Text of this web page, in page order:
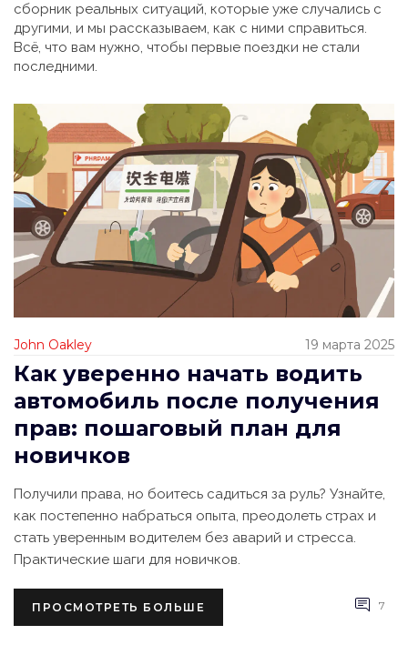
сборник реальных ситуаций, которые уже случались с
другими, и мы рассказываем, как с ними справиться.
Всё, что вам нужно, чтобы первые поездки не стали
последними.
John Oakley 19 марта 2025
Как уверенно начать водить
автомобиль после получения
прав: пошаговый план для
новичков
Получили права, но боитесь садиться за руль? Узнайте,
как постепенно набраться опыта, преодолеть страх и
стать уверенным водителем без аварий и стресса.
Практические шаги для новичков.
ПРОСМОТРЕТЬ БОЛЬШЕ 7